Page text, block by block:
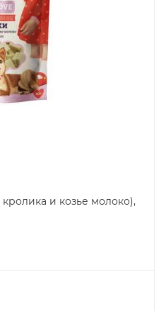
и козье молоко),